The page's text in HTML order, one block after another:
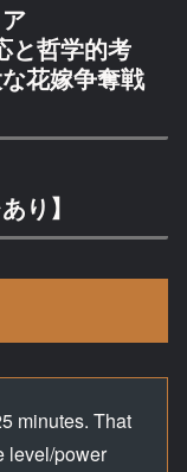
と哲学的考
花嫁争奪戦
り】
minutes. That
level/power